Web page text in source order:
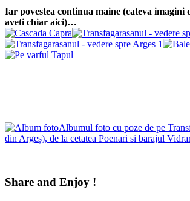
Iar povestea continua maine (cateva imagini
aveti chiar aici)…
Albumul foto cu poze de pe
din Argeș), de la cetatea Poenari si barajul
Share and Enjoy !